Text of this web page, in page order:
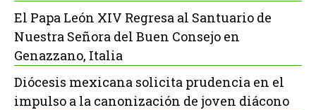
El Papa León XIV Regresa al Santuario de
Nuestra Señora del Buen Consejo en
Genazzano, Italia
Diócesis mexicana solicita prudencia en el
impulso a la canonización de joven diácono